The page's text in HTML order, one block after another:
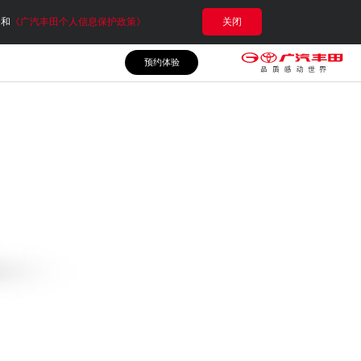
《广汽丰田个人信息保护政策》 关闭
预约体验